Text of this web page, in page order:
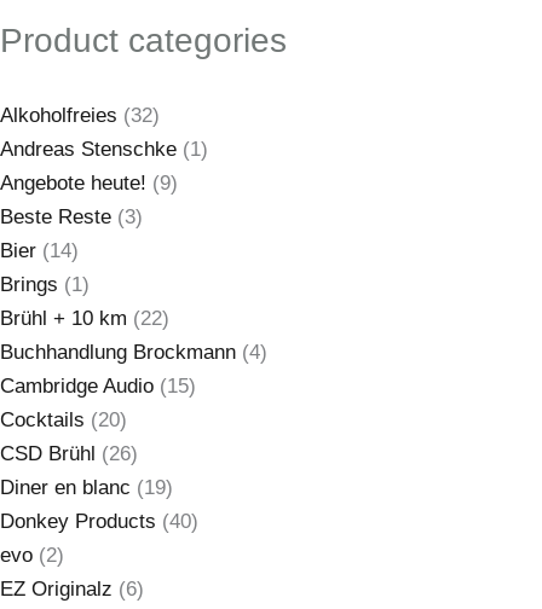
Product categories
Alkoholfreies (32)
Andreas Stenschke (1)
Angebote heute! (9)
Beste Reste (3)
Bier (14)
Brings (1)
Brühl + 10 km (22)
Buchhandlung Brockmann (4)
Cambridge Audio (15)
Cocktails (20)
CSD Brühl (26)
Diner en blanc (19)
Donkey Products (40)
evo (2)
EZ Originalz (6)